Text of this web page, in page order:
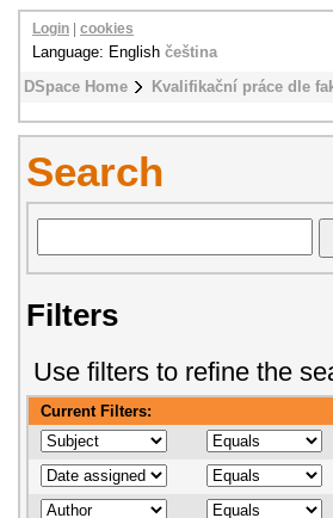
DSpace Home Kvalifikační práce dle
Login cookies
Language: English čeština
Search
Filters
Use filters to refine the
Current Filters: